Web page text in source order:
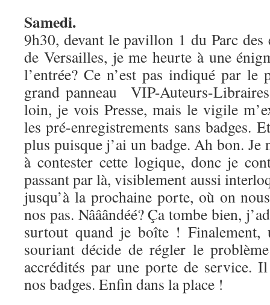
Samedi.
9h30, devant le pavillon 1 du Parc
de Versailles, je me heurte à une
l’entrée? Ce n’est pas indiqué par le
grand panneau VIP-Auteurs-
loin, je vois Presse, mais le vigile
les pré-enregistrements sans badges.
plus puisque j’ai un badge. Ah bon. Je
à contester cette logique, donc je
passant par là, visiblement aussi
jusqu’à la prochaine porte, où on
nos pas. Nââândéé? Ça tombe bien,
surtout quand je boîte !
souriant décide de régler le
accrédités par une porte de service.
nos badges. Enfin dans la place !